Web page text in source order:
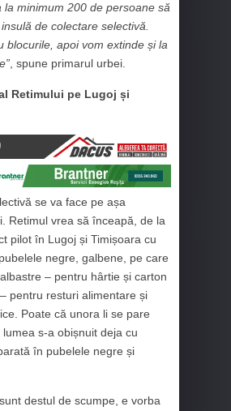
la minimum 200 de persoane să
de colectare selectivă.
blocurile, apoi vom extinde și la
, spune primarul urbei.
Retimului pe Lugoj și
se va face pe așa
Retimul vrea să înceapă, de la
pilot în Lugoj și Timișoara cu
negre, galbene, pe care
– pentru hârtie și carton
pentru resturi alimentare și
Poate că unora li se pare
s-a obișnuit deja cu
în pubelele negre și
destul de scumpe, e vorba